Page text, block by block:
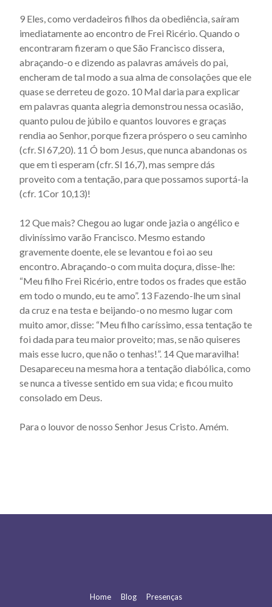
Actus beati Francisci et sociorum eius - Capítulo 47
Actus beati Francisci et sociorum eius - Capítulo 48
Actus beati Francisci et sociorum eius - Capítulo 49
Actus beati Francisci et sociorum eius - Capítulo 5
Actus beati Francisci et sociorum eius - Capítulo 50
Actus beati Francisci et sociorum eius - Capítulo 51
Actus beati Francisci et sociorum eius - Capítulo 52
Actus beati Francisci et sociorum eius - Capítulo 53
Actus beati Francisci et sociorum eius - Capítulo 54
Actus beati Francisci et sociorum eius - Capítulo 56
Actus beati Francisci et sociorum eius - Capítulo 57
Actus beati Francisci et sociorum eius - Capítulo 58
Actus beati Francisci et sociorum eius - Capítulo 59
Actus beati Francisci et sociorum eius - Capítulo 6
Actus beati Francisci et sociorum eius - Capítulo 60
Actus beati Francisci et sociorum eius - Capítulo 61
Actus beati Francisci et sociorum eius - Capítulo 62
Actus beati Francisci et sociorum eius - Capítulo 63
Actus beati Francisci et sociorum eius - Capítulo 65
9 Eles, como verdadeiros filhos da obediência, saíram
imediatamente ao encontro de Frei Ricério. Quando o
encontraram fizeram o que São Francisco dissera,
abraçando-o e dizendo as palavras amáveis do pai,
encheram de tal modo a sua alma de consolações que ele
quase se derreteu de gozo. 10 Mal daria para explicar
em palavras quanta alegria demonstrou nessa ocasião,
quanto pulou de júbilo e quantos louvores e graças
rendia ao Senhor, porque fizera próspero o seu caminho
(cfr. Sl 67,20). 11 Ó bom Jesus, que nunca abandonas os
que em ti esperam (cfr. Sl 16,7), mas sempre dás
proveito com a tentação, para que possamos suportá-la
(cfr. 1Cor 10,13)!
12 Que mais? Chegou ao lugar onde jazia o angélico e
diviníssimo varão Francisco. Mesmo estando
gravemente doente, ele se levantou e foi ao seu
encontro. Abraçando-o com muita doçura, disse-lhe:
“Meu filho Frei Ricério, entre todos os frades que estão
em todo o mundo, eu te amo”. 13 Fazendo-lhe um sinal
da cruz e na testa e beijando-o no mesmo lugar com
muito amor, disse: “Meu filho caríssimo, essa tentação te
foi dada para teu maior proveito; mas, se não quiseres
mais esse lucro, que não o tenhas!”. 14 Que maravilha!
Desapareceu na mesma hora a tentação diabólica, como
se nunca a tivesse sentido em sua vida; e ficou muito
consolado em Deus.
Para o louvor de nosso Senhor Jesus Cristo. Amém.
Home Blog Presenças